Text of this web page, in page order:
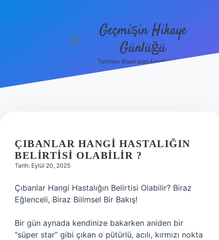
Hakkımızda
menüyü
Geçmişin Hikaye
Günlüğü
Tarihten ilham alan keyifli bilgiler!
ÇIBANLAR HANGI HASTALIĞIN
BELIRTISI OLABILIR ?
Tarih: Eylül 20, 2025
Çıbanlar Hangi Hastalığın Belirtisi Olabilir? Biraz
Eğlenceli, Biraz Bilimsel Bir Bakış!
Bir gün aynada kendinize bakarken aniden bir
“süper star” gibi çıkan o pütürlü, acılı, kırmızı nokta